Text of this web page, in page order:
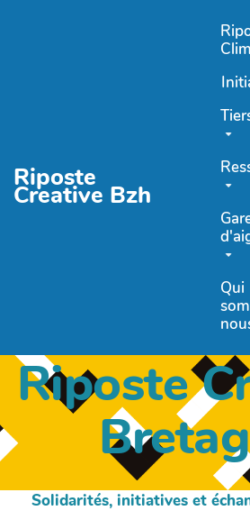
Riposte
Creative Bzh
Qui
Riposte
Solidarités, initiatives et